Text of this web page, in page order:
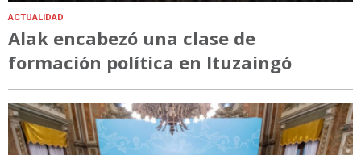
ACTUALIDAD
Alak encabezó una clase de
formación política en Ituzaingó